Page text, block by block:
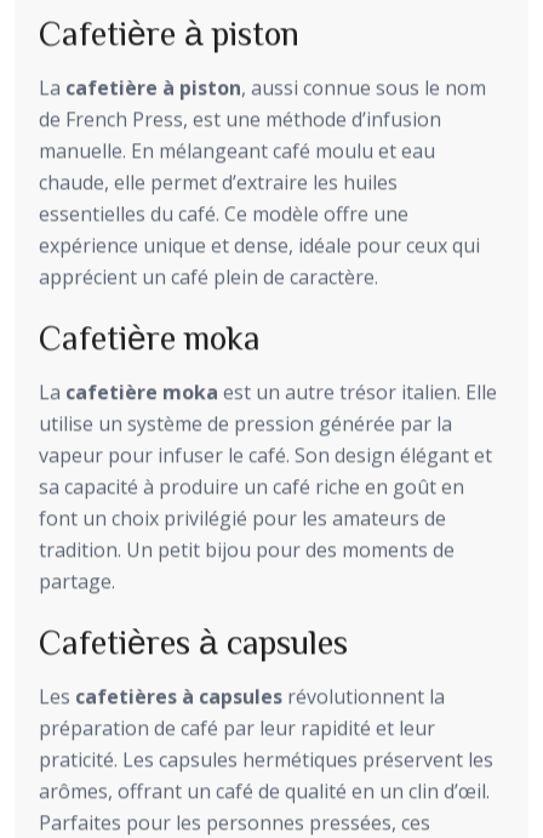
Cafetière à piston
La cafetière à piston, aussi connue sous le nom
de French Press, est une méthode d’infusion
manuelle. En mélangeant café moulu et eau
chaude, elle permet d’extraire les huiles
essentielles du café. Ce modèle offre une
expérience unique et dense, idéale pour ceux qui
apprécient un café plein de caractère.
Cafetière moka
La cafetière moka est un autre trésor italien. Elle
utilise un système de pression générée par la
vapeur pour infuser le café. Son design élégant et
sa capacité à produire un café riche en goût en
font un choix privilégié pour les amateurs de
tradition. Un petit bijou pour des moments de
partage.
Cafetières à capsules
Les cafetières à capsules révolutionnent la
préparation de café par leur rapidité et leur
praticité. Les capsules hermétiques préservent les
arômes, offrant un café de qualité en un clin d’œil.
Parfaites pour les personnes pressées, ces